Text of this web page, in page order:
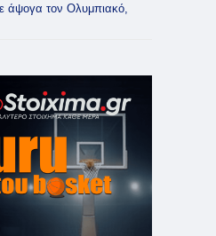
άψογα τον Ολυμπιακό,